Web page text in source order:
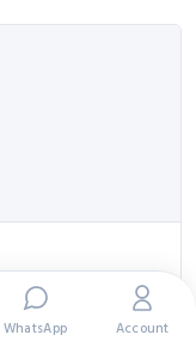
WhatsApp Account